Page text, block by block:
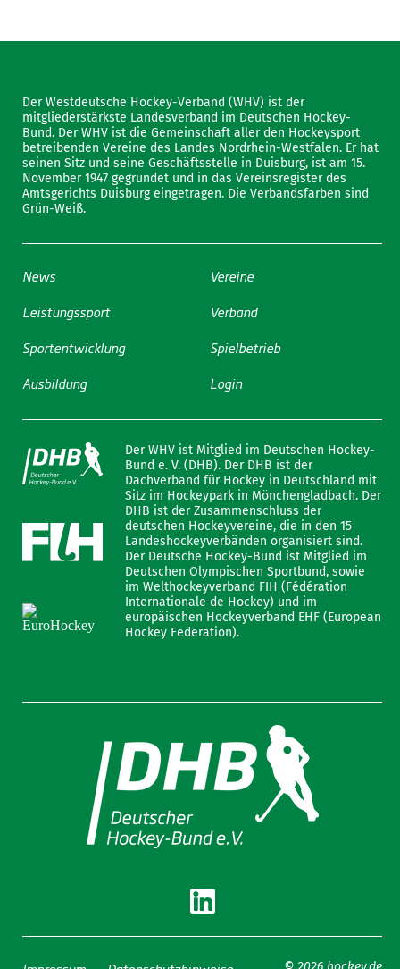
Der Westdeutsche Hockey-Verband (WHV) ist der
mitgliederstärkste Landesverband im Deutschen Hockey-
Bund. Der WHV ist die Gemeinschaft aller den Hockeysport
betreibenden Vereine des Landes Nordrhein-Westfalen. Er hat
seinen Sitz und seine Geschäftsstelle in Duisburg, ist am 15.
November 1947 gegründet und in das Vereinsregister des
Amtsgerichts Duisburg eingetragen. Die Verbandsfarben sind
Grün-Weiß.
News
Leistungssport
Sportentwicklung
Ausbildung
Vereine
Verband
Spielbetrieb
Login
Der WHV ist Mitglied im Deutschen Hockey-
Bund e. V. (DHB). Der DHB ist der
Dachverband für Hockey in Deutschland mit
Sitz im Hockeypark in Mönchengladbach. Der
DHB ist der Zusammenschluss der
deutschen Hockeyvereine, die in den 15
Landeshockeyverbänden organisiert sind.
Der Deutsche Hockey-Bund ist Mitglied im
Deutschen Olympischen Sportbund, sowie
im Welthockeyverband FIH (Fédération
Internationale de Hockey) und im
europäischen Hockeyverband EHF (European
Hockey Federation).